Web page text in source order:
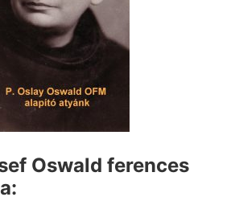
Oswald ferences